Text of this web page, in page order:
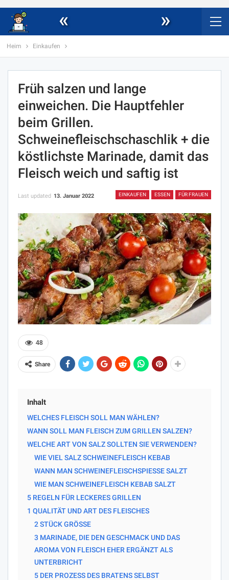
« »
Heim Einkaufen
Früh salzen und lange
einweichen. Die Hauptfehler
beim Grillen.
Schweinefleischschaschlik + die
köstlichste Marinade, damit das
Fleisch weich und saftig ist
EINKAUFEN ESSEN FÜR FRAUEN
Last updated 13. Januar 2022
48
Share
Inhalt
WELCHES FLEISCH SOLL MAN WÄHLEN?
WANN SOLL MAN FLEISCH ZUM GRILLEN SALZEN?
WELCHE ART VON SALZ SOLLTEN SIE VERWENDEN?
WIE VIEL SALZ SCHWEINEFLEISCH KEBAB
WANN MAN SCHWEINEFLEISCHSPIESSE SALZT
WIE MAN SCHWEINEFLEISCH KEBAB SALZT
5 REGELN FÜR LECKERES GRILLEN
1 QUALITÄT UND ART DES FLEISCHES
2 STÜCK GRÖSSE
3 MARINADE, DIE DEN GESCHMACK UND DAS
AROMA VON FLEISCH EHER ERGÄNZT ALS
UNTERBRICHT
5 DER PROZESS DES BRATENS SELBST